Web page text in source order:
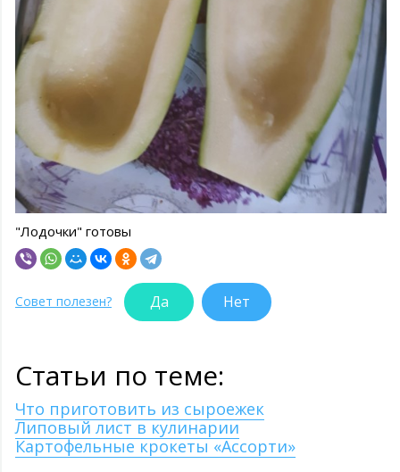
"Лодочки" готовы
Совет полезен? Да Нет
Статьи по теме:
Что приготовить из сыроежек
Липовый лист в кулинарии
Картофельные крокеты «Ассорти»